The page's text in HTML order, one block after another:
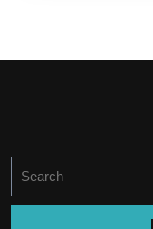
for: